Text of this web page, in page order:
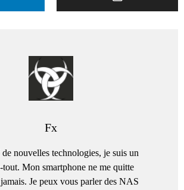
Fx
de nouvelles technologies, je suis un
tout. Mon smartphone ne me quitte
Je peux vous parler des NAS